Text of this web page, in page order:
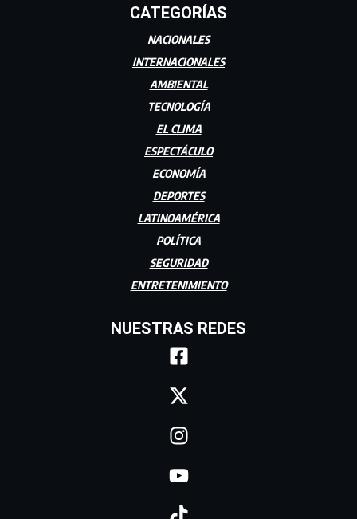
CATEGORÍAS
NACIONALES
INTERNACIONALES
AMBIENTAL
TECNOLOGÍA
EL CLIMA
ESPECTÁCULO
ECONOMÍA
DEPORTES
LATINOAMÉRICA
POLÍTICA
SEGURIDAD
ENTRETENIMIENTO
NUESTRAS REDES